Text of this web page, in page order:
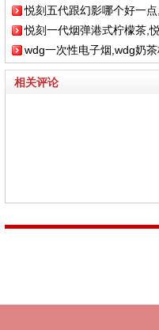
悦刻五代跟幻影哪个好一
悦刻一代烟弹港式柠檬茶,
wdg一次性电子烟,wdg奶
相关评论